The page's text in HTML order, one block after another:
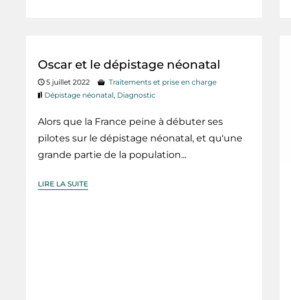
Oscar et le dépistage néonatal
5 juillet 2022
Traitements et prise en charge
Dépistage néonatal, Diagnostic
Alors que la France peine à débuter ses
pilotes sur le dépistage néonatal, et qu'une
grande partie de la population...
LIRE LA SUITE